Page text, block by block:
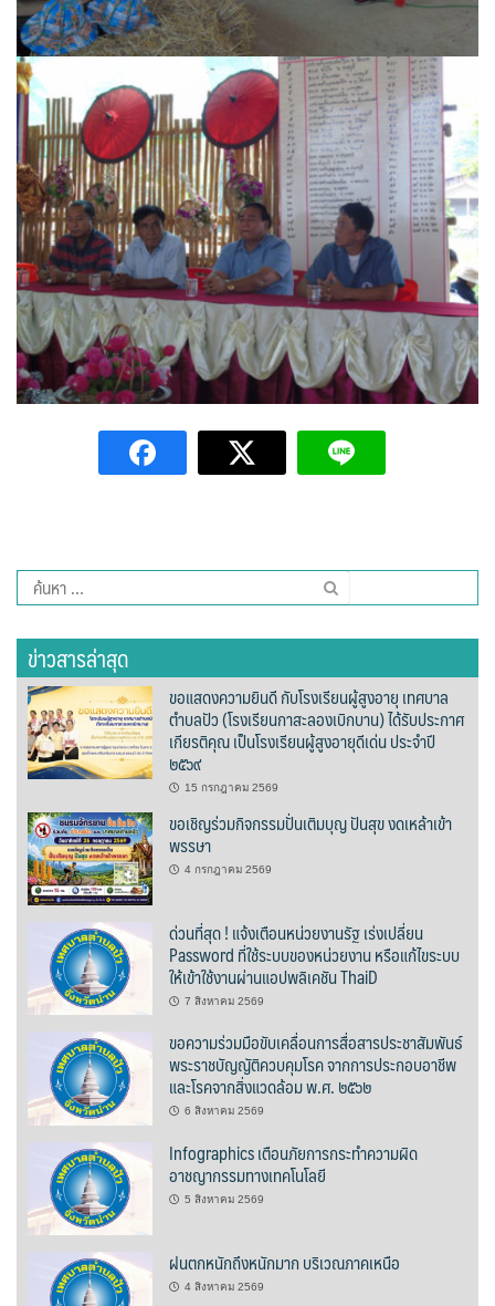
ภูรีสอร์ท
มองดูปัวคอทเทจ
ริมดอยรีสอร์ท
ริมน้ำปัวแคมป์ปิ้ง
ฤทธิ์รดาโฮม
ลองนอนนา
วรนครเพลส
วิดาโฮม
สลีพ&ฟิชชิ่ง
อิงขว้างโฮมสเตย์
อิงดอยปัว
อุ่นไอปัว
อูปแก้วรีสอร์ท
ฮักปัวโฮเทล
เพลินใจ โฮมสเตย์
เฮือนกว่าง
เฮือนสล่า โฮมสเตย์
โกโก้วัลเล่ย์รีสอร์ท
โบทานิกการ์เดนน่าน เกสเฮาส์
โรงแรมลีลาวดี
โรงแรมแสงอรุณ
โรงแรมโกลเด้น
ค้นหา
สำหรับ:
ข่าวสารล่าสุด
ขอแสดงความยินดี กับโรงเรียนผู้สูงอายุ เทศบาล
ตำบลปัว (โรงเรียนกาสะลองเบิกบาน) ได้รับประกาศ
เกียรติคุณ เป็นโรงเรียนผู้สูงอายุดีเด่น ประจำปี
๒๕๖๙
15 กรกฎาคม 2569
ขอเชิญร่วมกิจกรรมปั่นเติมบุญ ปันสุข งดเหล้าเข้า
พรรษา
4 กรกฎาคม 2569
ด่วนที่สุด ! แจ้งเตือนหน่วยงานรัฐ เร่งเปลี่ยน
Password ที่ใช้ระบบของหน่วยงาน หรือแก้ไขระบบ
ให้เข้าใช้งานผ่านแอปพลิเคชัน ThaiD
7 สิงหาคม 2569
ขอความร่วมมือขับเคลื่อนการสื่อสารประชาสัมพันธ์
พระราชบัญญัติควบคุมโรค จากการประกอบอาชีพ
และโรคจากสิ่งแวดล้อม พ.ศ. ๒๕๖๒
6 สิงหาคม 2569
Infographics เตือนภัยการกระทำความผิด
อาชญากรรมทางเทคโนโลยี
5 สิงหาคม 2569
ฝนตกหนักถึงหนักมาก บริเวณภาคเหนือ
4 สิงหาคม 2569